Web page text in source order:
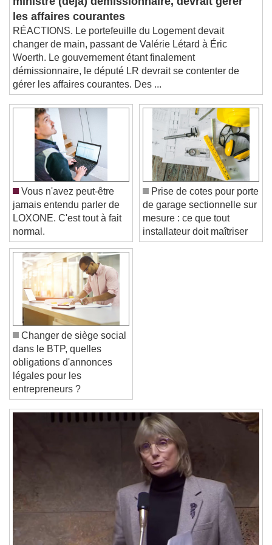
This is a modal window.
Beginning of dialog window. Escape will cancel
and close the window.
Text
Color Opacity
Text Background
Color
Caption Area Background
Color
Font Size
Font Family
Reset
Done
Close Modal Dialog
End of dialog window.
ministre (déjà) démissionnaire, devrait gérer
les affaires courantes
RÉACTIONS. Le portefeuille du Logement devait
changer de main, passant de Valérie Létard à Éric
Woerth. Le gouvernement étant finalement
démissionnaire, le député LR devrait se contenter de
gérer les affaires courantes. Des ...
Vous n'avez peut-être
jamais entendu parler de
LOXONE. C'est tout à fait
normal.
Prise de cotes pour porte
de garage sectionnelle sur
mesure : ce que tout
installateur doit maîtriser
Changer de siège social
dans le BTP, quelles
obligations d'annonces
légales pour les
entrepreneurs ?